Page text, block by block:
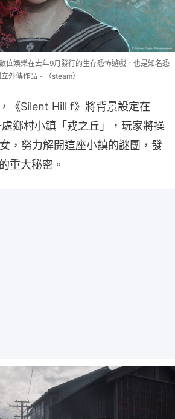
位娛樂在去年9月發行的生存恐怖遊戲，也是知名恐
外傳作品。（steam）
《Silent Hill f》將背景設定在
鄉村小鎮「戎之丘」，玩家將操
，努力解開這座小鎮的謎團，發
重大秘密。